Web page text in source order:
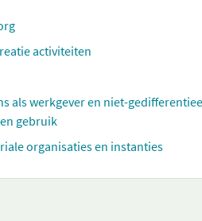
activiteiten
als werkgever en niet-
gebruik
organisaties en instanties